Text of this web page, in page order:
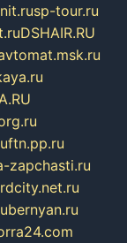
sp-tour.ru
DSHAIR.RU
ftn.pp.ru
zapchasti.ru